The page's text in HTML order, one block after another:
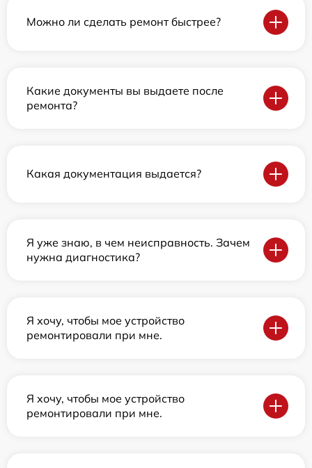
Можно ли сделать ремонт быстрее?
Какие документы вы выдаете после
ремонта?
Какая документация выдается?
Я уже знаю, в чем неисправность. Зачем
нужна диагностика?
Я хочу, чтобы мое устройство
ремонтировали при мне.
Я хочу, чтобы мое устройство
ремонтировали при мне.